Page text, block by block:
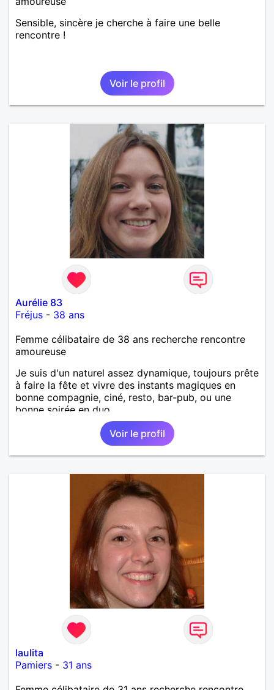
Sensible, sincère je cherche à faire une belle
rencontre !
Voir le profil
Aurélie 83
Fréjus - 38 ans
Femme célibataire de 38 ans recherche rencontre
amoureuse
Je suis d'un naturel assez dynamique, toujours prête
à faire la fête et vivre des instants magiques en
bonne compagnie, ciné, resto, bar-pub, ou une
bonne soirée en duo.
Voir le profil
laulita
Pamiers - 31 ans